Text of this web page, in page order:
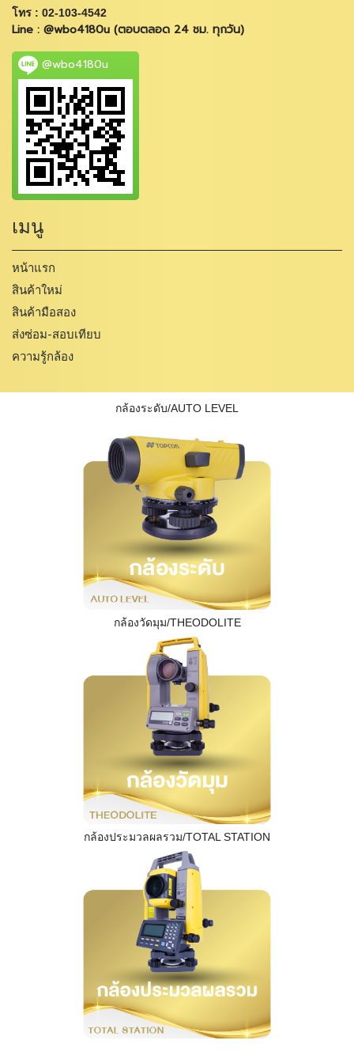
โทร : 02-103-4542
Line : @wbo4180u (ตอบตลอด 24 ชม. ทุกวัน)
@wbo4180u
เมนู
หน้าแรก
สินค้าใหม่
สินค้ามือสอง
ส่งซ่อม-สอบเทียบ
ความรู้กล้อง
กล้องระดับ/AUTO LEVEL
กล้องวัดมุม/THEODOLITE
กล้องประมวลผลรวม/TOTAL STATION